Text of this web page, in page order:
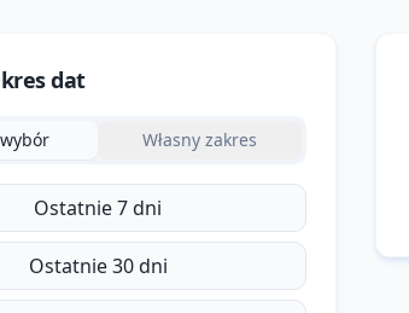
dat
Własny zakres
Ostatnie 7 dni
Ostatnie 30 dni